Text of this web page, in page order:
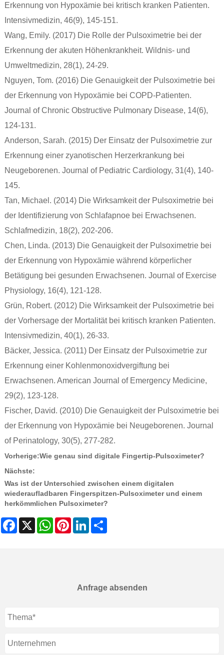
Erkennung von Hypoxämie bei kritisch kranken Patienten.
Intensivmedizin, 46(9), 145-151.
Wang, Emily. (2017) Die Rolle der Pulsoximetrie bei der
Erkennung der akuten Höhenkrankheit. Wildnis- und
Umweltmedizin, 28(1), 24-29.
Nguyen, Tom. (2016) Die Genauigkeit der Pulsoximetrie bei
der Erkennung von Hypoxämie bei COPD-Patienten.
Journal of Chronic Obstructive Pulmonary Disease, 14(6),
124-131.
Anderson, Sarah. (2015) Der Einsatz der Pulsoximetrie zur
Erkennung einer zyanotischen Herzerkrankung bei
Neugeborenen. Journal of Pediatric Cardiology, 31(4), 140-
145.
Tan, Michael. (2014) Die Wirksamkeit der Pulsoximetrie bei
der Identifizierung von Schlafapnoe bei Erwachsenen.
Schlafmedizin, 18(2), 202-206.
Chen, Linda. (2013) Die Genauigkeit der Pulsoximetrie bei
der Erkennung von Hypoxämie während körperlicher
Betätigung bei gesunden Erwachsenen. Journal of Exercise
Physiology, 16(4), 121-128.
Grün, Robert. (2012) Die Wirksamkeit der Pulsoximetrie bei
der Vorhersage der Mortalität bei kritisch kranken Patienten.
Intensivmedizin, 40(1), 26-33.
Bäcker, Jessica. (2011) Der Einsatz der Pulsoximetrie zur
Erkennung einer Kohlenmonoxidvergiftung bei
Erwachsenen. American Journal of Emergency Medicine,
29(2), 123-128.
Fischer, David. (2010) Die Genauigkeit der Pulsoximetrie bei
der Erkennung von Hypoxämie bei Neugeborenen. Journal
of Perinatology, 30(5), 277-282.
Vorherige:Wie genau sind digitale Fingertip-Pulsoximeter?
Nächste:
Was ist der Unterschied zwischen einem digitalen
wiederaufladbaren Fingerspitzen-Pulsoximeter und einem
herkömmlichen Pulsoximeter?
Facebook
X WhatsAppPinterestLinkedIn
Anfrage absenden